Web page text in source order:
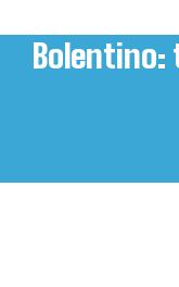
Bolentino: